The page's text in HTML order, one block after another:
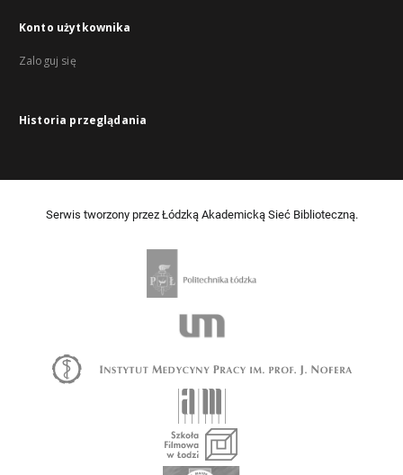
Konto użytkownika
Zaloguj się
Historia przeglądania
Serwis tworzony przez Łódzką Akademicką Sieć Biblioteczną.